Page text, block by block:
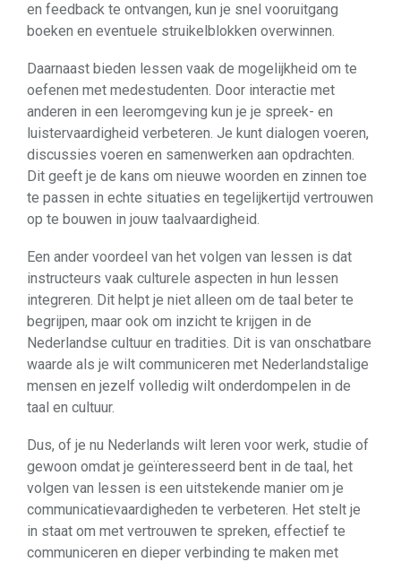
en feedback te ontvangen, kun je snel vooruitgang
boeken en eventuele struikelblokken overwinnen.
Daarnaast bieden lessen vaak de mogelijkheid om te
oefenen met medestudenten. Door interactie met
anderen in een leeromgeving kun je je spreek- en
luistervaardigheid verbeteren. Je kunt dialogen voeren,
discussies voeren en samenwerken aan opdrachten.
Dit geeft je de kans om nieuwe woorden en zinnen toe
te passen in echte situaties en tegelijkertijd vertrouwen
op te bouwen in jouw taalvaardigheid.
Een ander voordeel van het volgen van lessen is dat
instructeurs vaak culturele aspecten in hun lessen
integreren. Dit helpt je niet alleen om de taal beter te
begrijpen, maar ook om inzicht te krijgen in de
Nederlandse cultuur en tradities. Dit is van onschatbare
waarde als je wilt communiceren met Nederlandstalige
mensen en jezelf volledig wilt onderdompelen in de
taal en cultuur.
Dus, of je nu Nederlands wilt leren voor werk, studie of
gewoon omdat je geïnteresseerd bent in de taal, het
volgen van lessen is een uitstekende manier om je
communicatievaardigheden te verbeteren. Het stelt je
in staat om met vertrouwen te spreken, effectief te
communiceren en dieper verbinding te maken met